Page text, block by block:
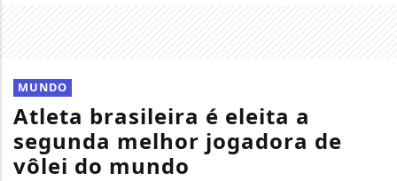
MUNDO
Atleta brasileira é eleita a
segunda melhor jogadora de
vôlei do mundo